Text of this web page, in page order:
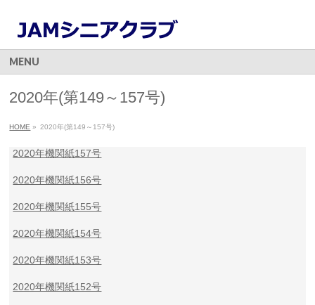
MENU
2020年(第149～157号)
HOME » 2020年(第149～157号)
2020年機関紙157号
2020年機関紙156号
2020年機関紙155号
2020年機関紙154号
2020年機関紙153号
2020年機関紙152号